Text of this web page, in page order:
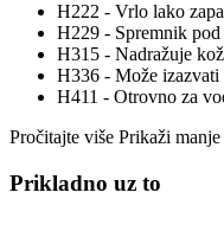
H222 - Vrlo lako
H229 - Spremnik pod
H315 - Nadražuje
H336 - Može
H411 - Otrovno za
Pročitajte više Prikaži manje
Prikladno uz to